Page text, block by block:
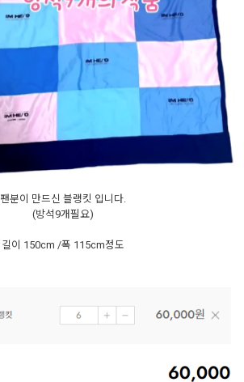
팬분이 만드신 블랭킷 입니다.
(방석9개필요)
길이 150cm /폭 115cm정도